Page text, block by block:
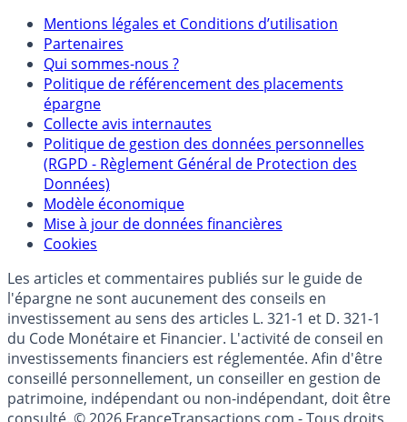
Mentions
Mentions légales et Conditions d’utilisation
Partenaires
Qui sommes-nous ?
Politique de référencement des placements
épargne
Collecte avis internautes
Politique de gestion des données personnelles
(RGPD - Règlement Général de Protection des
Données)
Modèle économique
Cookies
Les articles et commentaires publiés sur le guide de
l'épargne ne sont aucunement des conseils en
investissement au sens des articles L. 321-1 et D. 321-1
du Code Monétaire et Financier. L'activité de conseil en
investissements financiers est réglementée. Afin d'être
conseillé personnellement, un conseiller en gestion de